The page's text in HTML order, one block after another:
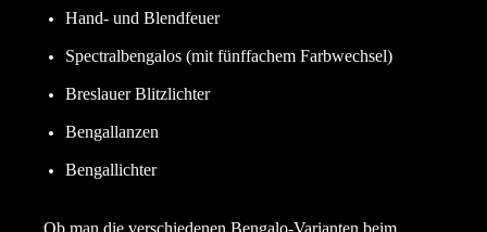
Hand- und Blendfeuer
Spectralbengalos (mit fünffachem Farbwechsel)
Breslauer Blitzlichter
Bengallanzen
Bengallichter
Ob man die verschiedenen Bengalo-Varianten beim